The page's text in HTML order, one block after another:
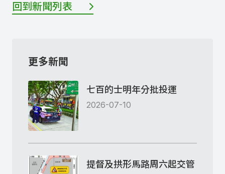
回到新聞列表
更多新聞
七百的士明年分批投運
2026-07-10
提督及拱形馬路周六起交管